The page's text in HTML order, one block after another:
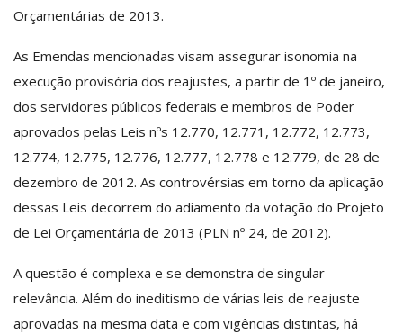
Orçamentárias de 2013.
As Emendas mencionadas visam assegurar isonomia na
execução provisória dos reajustes, a partir de 1º de janeiro,
dos servidores públicos federais e membros de Poder
aprovados pelas Leis nºs 12.770, 12.771, 12.772, 12.773,
12.774, 12.775, 12.776, 12.777, 12.778 e 12.779, de 28 de
dezembro de 2012. As controvérsias em torno da aplicação
dessas Leis decorrem do adiamento da votação do Projeto
de Lei Orçamentária de 2013 (PLN nº 24, de 2012).
A questão é complexa e se demonstra de singular
relevância. Além do ineditismo de várias leis de reajuste
aprovadas na mesma data e com vigências distintas, há